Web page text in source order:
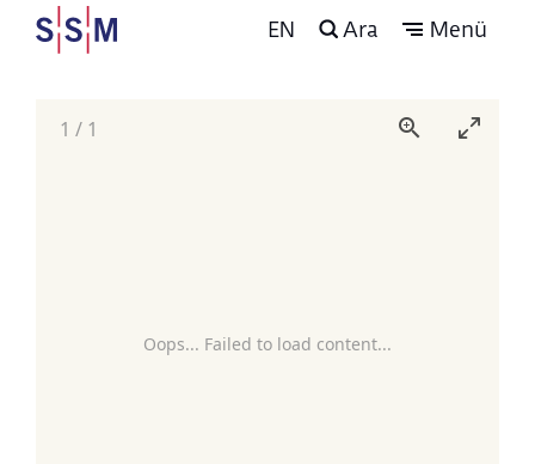
EN Ara Menü
Oops... Failed to load content...
1 / 1